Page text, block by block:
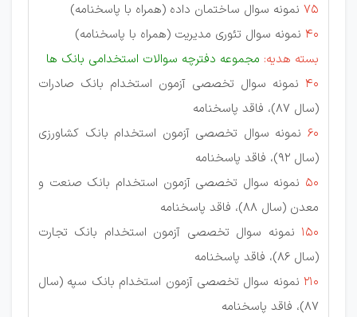
75 نمونه سوال ساختمان داده (همراه با پاسخنامه)
40 نمونه سوال تئوری مدیریت (همراه با پاسخنامه)
بسته هدیه: مجموعه دفترچه سوالات استخدامی بانک ها
40 نمونه سوال تخصصی آزمون استخدام بانک صادرات
(سال 87)، فاقد پاسخنامه
60 نمونه سوال تخصصی آزمون استخدام بانک کشاورزی
(سال 92)، فاقد پاسخنامه
50 نمونه سوال تخصصی آزمون استخدام بانک صنعت و
معدن (سال 88)، فاقد پاسخنامه
150 نمونه سوال تخصصی آزمون استخدام بانک تجارت
(سال 86)، فاقد پاسخنامه
210 نمونه سوال تخصصی آزمون استخدام بانک سپه (سال
87)، فاقد پاسخنامه